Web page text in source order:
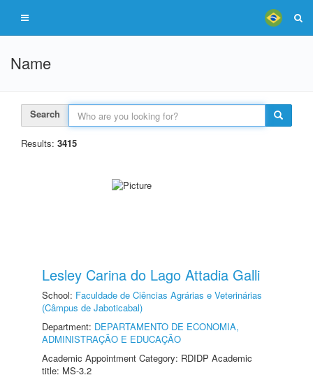
Name
Search
Results: 3415
Lesley Carina do Lago Attadia Galli
School: Faculdade de Ciências Agrárias e Veterinárias
(Câmpus de Jaboticabal)
Department: DEPARTAMENTO DE ECONOMIA,
ADMINISTRAÇÃO E EDUCAÇÃO
Academic Appointment Category: RDIDP Academic
title: MS-3.2